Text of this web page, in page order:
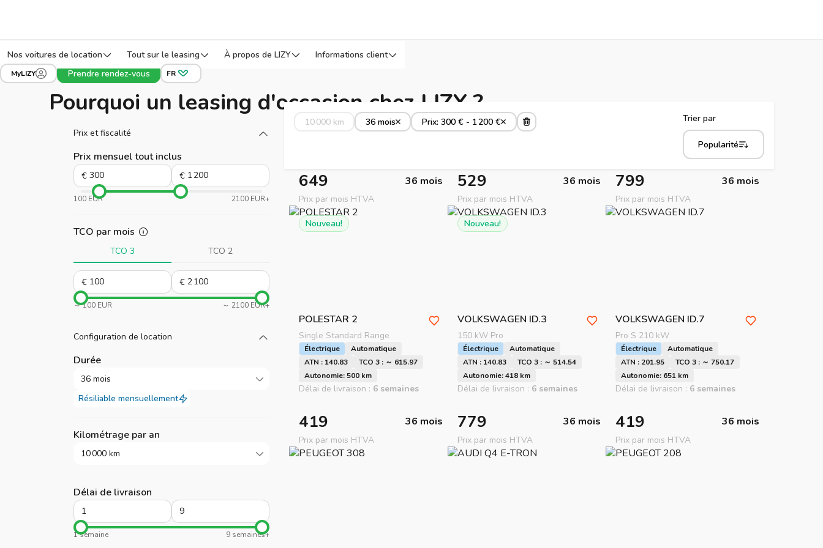
Nos voitures de location Tout sur le leasing À propos de LIZY Informations client
MyLIZY Prendre rendez-vous FR
Pourquoi un leasing d'occasion chez LIZY ?
Prix et fiscalité
Prix mensuel tout inclus
€ €
100 EUR 2100 EUR+
TCO par mois
TCO 3 TCO 2
€ €
～ 100 EUR ～ 2100 EUR+
Configuration de location
Durée
36 mois
Résiliable mensuellement
Kilométrage par an
10 000 km
Délai de livraison
1 semaine 9 semaines+
10 000 km 36 mois Prix: 300 € - 1 200 € Trier par
Popularité
649 36 mois
Prix par mois HTVA
Nouveau!
POLESTAR 2
Single Standard Range
Électrique
Automatique
ATN : 140.83
TCO 3 : ～ 615.97
Autonomie: 500 km
Délai de livraison : 6 semaines
529 36 mois
Prix par mois HTVA
Nouveau!
VOLKSWAGEN ID.3
150 kW Pro
Électrique
Automatique
ATN : 140.83
TCO 3 : ～ 514.54
Autonomie: 418 km
Délai de livraison : 6 semaines
799 36 mois
Prix par mois HTVA
VOLKSWAGEN ID.7
Pro S 210 kW
Électrique
Automatique
ATN : 201.95
TCO 3 : ～ 750.17
Autonomie: 651 km
Délai de livraison : 6 semaines
419 36 mois
Prix par mois HTVA
779 36 mois
Prix par mois HTVA
419 36 mois
Prix par mois HTVA